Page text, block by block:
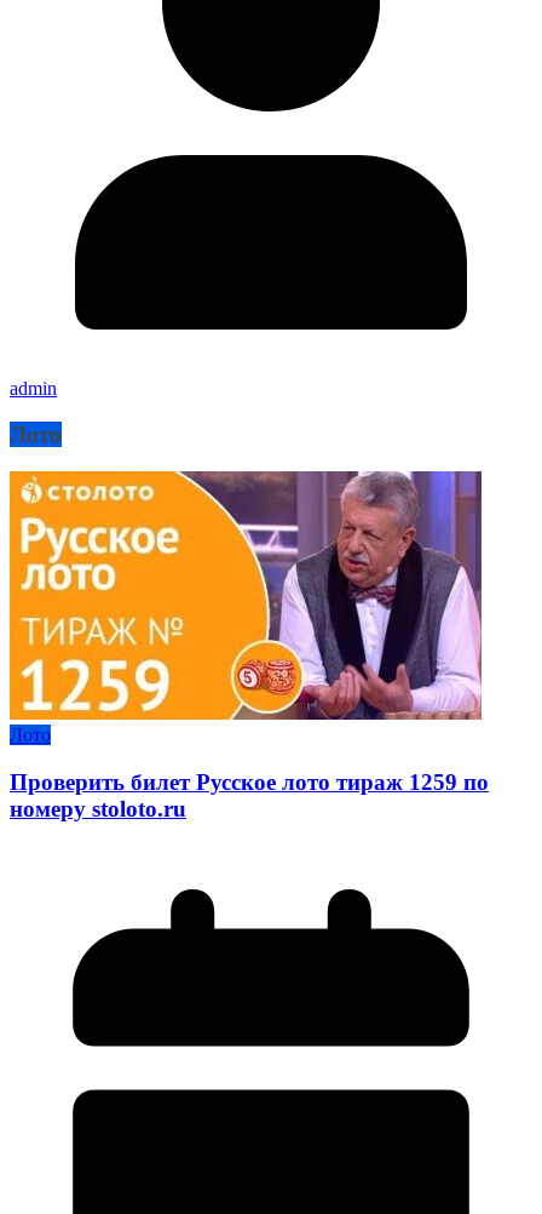
admin
Лото
Лото
Проверить билет Русское лото тираж 1259 по
номеру stoloto.ru